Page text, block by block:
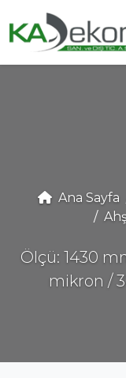
Ana Sayfa
Ölçü: 1430
mikron /